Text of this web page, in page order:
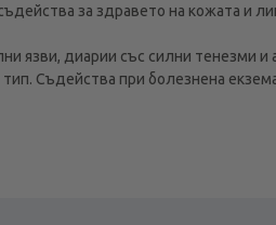
за здравето на кожата и
язви, диарии със силни тенезми
Съдейства при болезнена